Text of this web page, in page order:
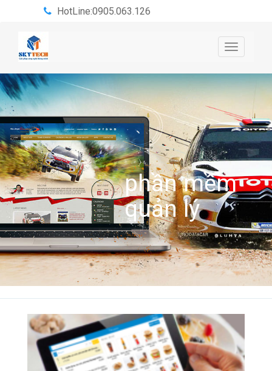
HotLine:0905.063.126
Toggle
phần mềm
quản lý